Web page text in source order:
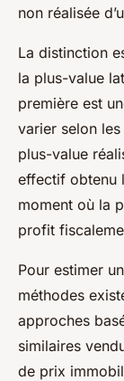
non réalisée
La distinction
la plus-value
première est
varier selon
plus-value
effectif obtenu
moment où la
profit
Pour estimer
méthodes
approches
similaires
de prix